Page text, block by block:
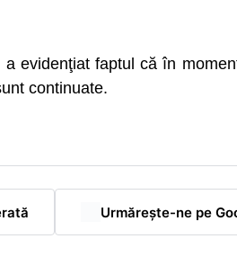
evidenţiat faptul că în
continuate.
Urmărește-ne pe